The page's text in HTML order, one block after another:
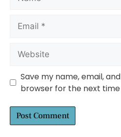
Save my name, email,
browser for the next